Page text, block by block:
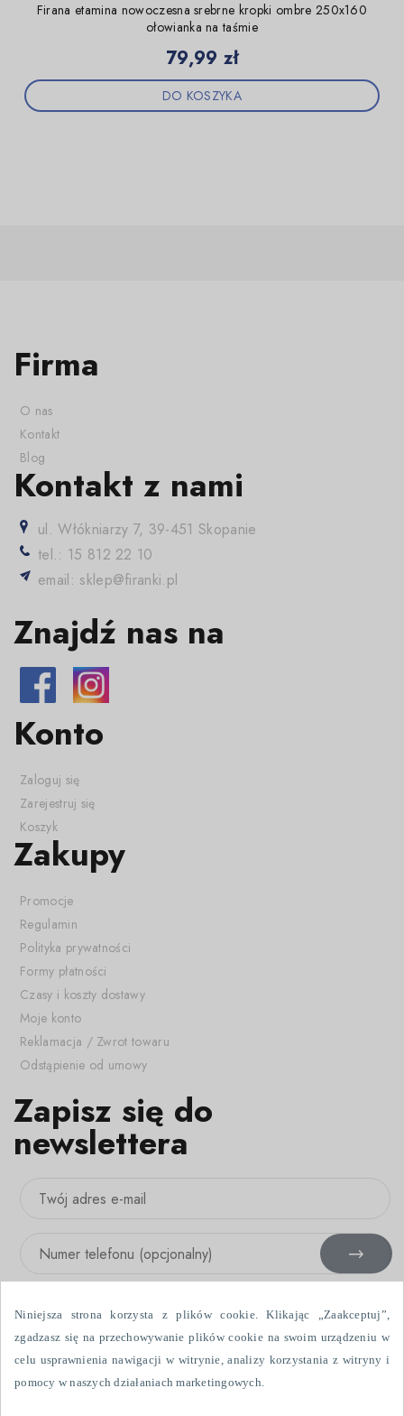
Firana etamina nowoczesna srebrne kropki ombre 250x160
ołowianka na taśmie
Cena
79,99 zł
DO KOSZYKA
Firma
O nas
Kontakt
Blog
Kontakt z nami
ul. Włókniarzy 7, 39-451 Skopanie
tel.: 15 812 22 10
email: sklep@firanki.pl
Znajdź nas na
Konto
Zaloguj się
Zarejestruj się
Koszyk
Zakupy
Promocje
Regulamin
Polityka prywatności
Formy płatności
Czasy i koszty dostawy
Moje konto
Reklamacja / Zwrot towaru
Odstąpienie od umowy
Zapisz się do
newslettera
Wyrażam zgodę na otrzymywanie informacji handlowych drogą
elektroniczną i przy użyciu urządzeń telefonicznych, wysłanych przez
Niniejsza strona korzysta z plików cookie. Klikając „Zaakceptuj”,
zgadzasz się na przechowywanie plików cookie na swoim urządzeniu w
celu usprawnienia nawigacji w witrynie, analizy korzystania z witryny i
pomocy w naszych działaniach marketingowych.